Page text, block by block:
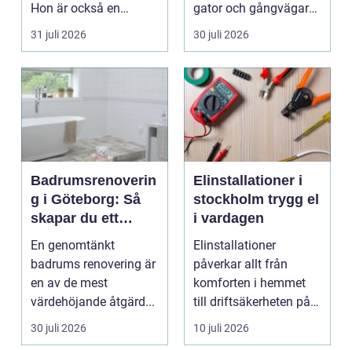
Hon är också en
följeslagare genom
31 juli 2026
gator och gångvägar
påverka...
30 juli 2026
Badrumsrenoverin
g i Göteborg: Så
skapar du ett
hållbart och
modernt badrum
En genomtänkt
badrums renovering är
en av de mest
värdehöjande åtgärd...
30 juli 2026
Elinstallationer i
stockholm trygg el
i vardagen
Elinstallationer
påverkar allt från
komforten i hemmet
till driftsäkerheten på
jobbet. I en växande ...
10 juli 2026